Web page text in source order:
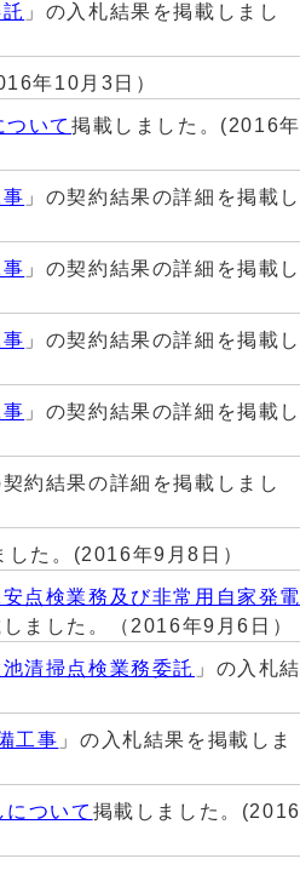
」の入札結果を掲載しまし
年10月3日）
ついて掲載しました。(2016年
」の契約結果の詳細を掲載し
」の契約結果の詳細を掲載し
」の契約結果の詳細を掲載し
」の契約結果の詳細を掲載し
契約結果の詳細を掲載しまし
した。(2016年9月8日）
点検業務及び非常用自家発電
ました。（2016年9月6日）
清掃点検業務委託 」の入札結
工事 」の入札結果を掲載しま
ついて 掲載しました。(2016